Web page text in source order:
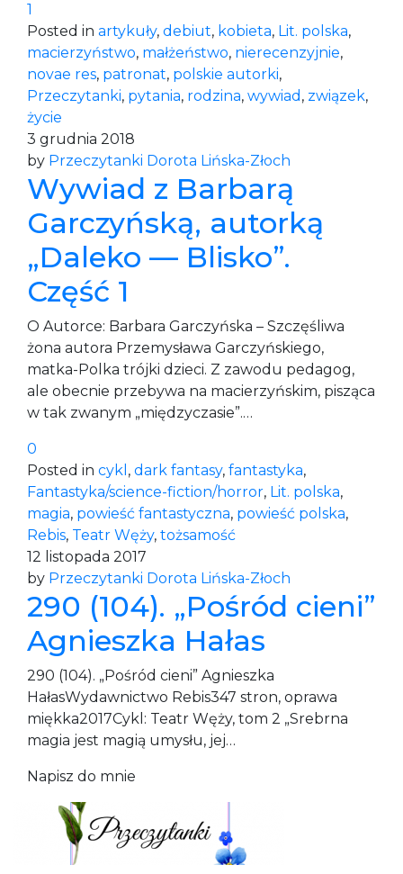
1
Posted in artykuły, debiut, kobieta, Lit. polska,
macierzyństwo, małżeństwo, nierecenzyjnie,
novae res, patronat, polskie autorki,
Przeczytanki, pytania, rodzina, wywiad , związek,
życie
3 grudnia 2018
by Przeczytanki Dorota Lińska-Złoch
Wywiad z Barbarą
Garczyńską, autorką
„Daleko — Blisko”.
Część 1
O Autorce: Barbara Garczyńska – Szczęśliwa
żona autora Przemysława Garczyńskiego,
matka-Polka trójki dzieci. Z zawodu pedagog,
ale obecnie przebywa na macierzyńskim, pisząca
w tak zwanym „międzyczasie”.…
0
Posted in cykl , dark fantasy, fantastyka,
Fantastyka/science-fiction/horror, Lit. polska,
magia, powieść fantastyczna, powieść polska,
Rebis, Teatr Węży, tożsamość
12 listopada 2017
by Przeczytanki Dorota Lińska-Złoch
290 (104). „Pośród cieni”
Agnieszka Hałas
290 (104). „Pośród cieni” Agnieszka
HałasWydawnictwo Rebis347 stron, oprawa
miękka2017Cykl: Teatr Węży, tom 2 „Srebrna
magia jest magią umysłu, jej…
Napisz do mnie